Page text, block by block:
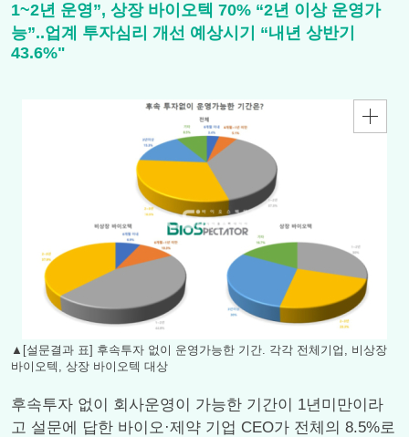
1~2년 운영”, 상장 바이오텍 70% “2년 이상 운영가
능”..업계 투자심리 개선 예상시기 “내년 상반기
43.6%"
▲[설문결과 표] 후속투자 없이 운영가능한 기간. 각각 전체기업, 비상장
바이오텍, 상장 바이오텍 대상
후속투자 없이 회사운영이 가능한 기간이 1년미만이라
고 설문에 답한 바이오·제약 기업 CEO가 전체의 8.5%로